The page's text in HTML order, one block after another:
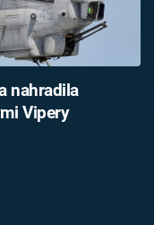
nahradila
Vipery